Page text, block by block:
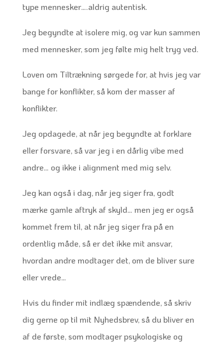
type mennesker….aldrig autentisk.
Jeg begyndte at isolere mig, og var kun sammen
med mennesker, som jeg følte mig helt tryg ved.
Loven om Tiltrækning sørgede for, at hvis jeg var
bange for konflikter, så kom der masser af
konflikter.
Jeg opdagede, at når jeg begyndte at forklare
eller forsvare, så var jeg i en dårlig vibe med
andre… og ikke i alignment med mig selv.
Jeg kan også i dag, når jeg siger fra, godt
mærke gamle aftryk af skyld… men jeg er også
kommet frem til, at når jeg siger fra på en
ordentlig måde, så er det ikke mit ansvar,
hvordan andre modtager det, om de bliver sure
eller vrede…
Hvis du finder mit indlæg spændende, så skriv
dig gerne op til mit Nyhedsbrev, så du bliver en
af de første, som modtager psykologiske og